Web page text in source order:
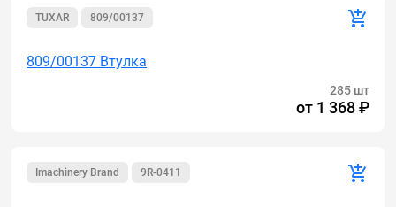
TUXAR 809/00137
809/00137 Втулка
285 шт
от 1 368 ₽
Imachinery Brand 9R-0411